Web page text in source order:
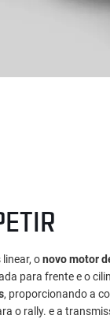
onovo motor
para frente e o
, proporcionando a
o rally. e a